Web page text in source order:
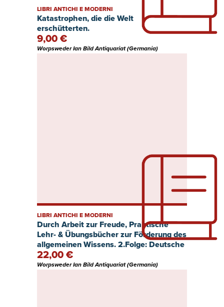
Katastrophen, die die Welt
erschütterten.
LIBRI ANTICHI E MODERNI
9,00 €
Worpsweder Ian Bild Antiquariat (Germania)
Durch Arbeit zur Freude, Praktische
Lehr- & Übungsbücher zur Förderung des
allgemeinen Wissens. 2.Folge: Deutsche
Geschichte. 1.Teil Vorgeschichte und das
erste Reich.
LIBRI ANTICHI E MODERNI
22,00 €
Worpsweder Ian Bild Antiquariat (Germania)